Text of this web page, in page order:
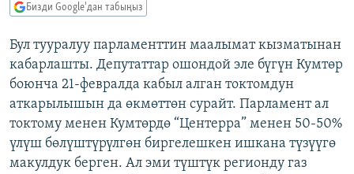
ДАНИСТЕ
ЭЖЕ-СИҢДИЛЕР
АЗАТТЫК+
ЫҢГАЙСЫЗ СУРООЛОР
ОНЛАЙН ШЕРИНЕ
Бизди Google'дан табыңыз
Бул тууралуу парламенттин маалымат кызматынан
кабарлашты. Депутаттар ошондой эле бүгүн Кумтөр
боюнча 21-февралда кабыл алган токтомдун
аткарылышын да өкмөттөн сурайт. Парламент ал
токтому менен Кумтөрдө “Центерра” менен 50-50%
үлүш бөлүштүрүлгөн биргелешкен ишкана түзүүгө
макулдук берген. Ал эми түштүк регионду газ